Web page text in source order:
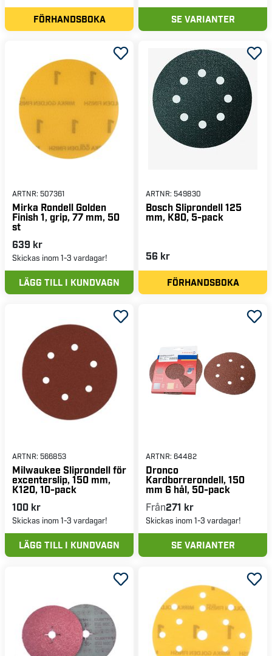
FÖRHANDSBOKA SE VARIANTER
ARTNR: 507361
Mirka Rondell Golden
Finish 1, grip, 77 mm, 50
st
639 kr
Skickas inom 1-3 vardagar!
LÄGG TILL I KUNDVAGN
ARTNR: 549830
Bosch Sliprondell 125
mm, K80, 5-pack
56 kr
FÖRHANDSBOKA
ARTNR: 566853
Milwaukee Sliprondell för
excenterslip, 150 mm,
K120, 10-pack
100 kr
Skickas inom 1-3 vardagar!
LÄGG TILL I KUNDVAGN
ARTNR: 64482
Dronco
Kardborrerondell, 150
mm 6 hål, 50-pack
Från271 kr
Skickas inom 1-3 vardagar!
SE VARIANTER